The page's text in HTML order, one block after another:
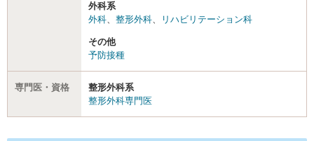
外科系
外科、 整形外科、 リハビリテーション科
その他
予防接種
専門医・資格
整形外科系
整形外科専門医